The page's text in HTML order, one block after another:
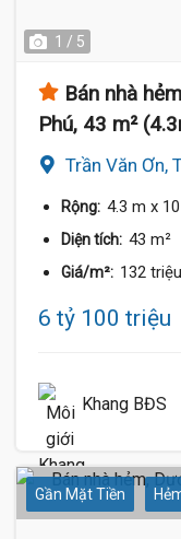
1 / 5
Bán nhà
Phú, 43 m²
Trần Văn Ơn,
Rộng: 4.3 m x
Diện tích: 43 m²
Giá/m²: 132
6 tỷ 100 triệu
Khang BĐS
Gần Mặt Tiền